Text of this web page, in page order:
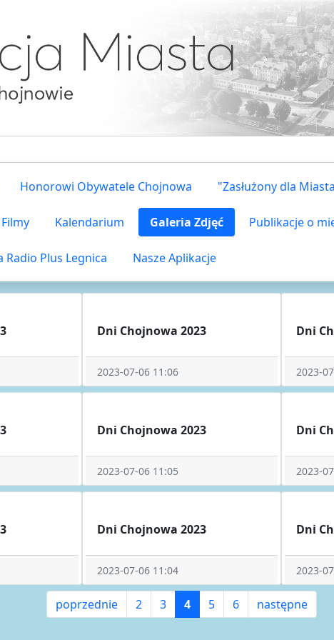
Honorowi Obywatele Chojnowa "Zasłużony dla
Filmy Kalendarium Galeria Zdjęć Publikacje o
Plus Legnica Nasze Aplikacje
Dni Chojnowa 2023
2023-07-06 11:06
Dni
2023-
Dni Chojnowa 2023
2023-07-06 11:05
Dni
2023-
Dni Chojnowa 2023
2023-07-06 11:04
Dni
2023-
poprzednie 2 3 4 5 6 następne